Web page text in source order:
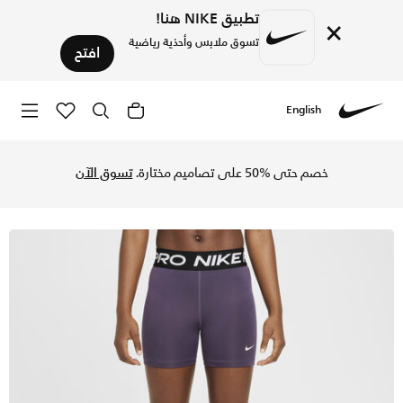
× تطبيق NIKE هنا!
تسوق ملابس وأحذية رياضية افتح
English
خصم حتى %50 على تصاميم مختارة. تسوق الآن